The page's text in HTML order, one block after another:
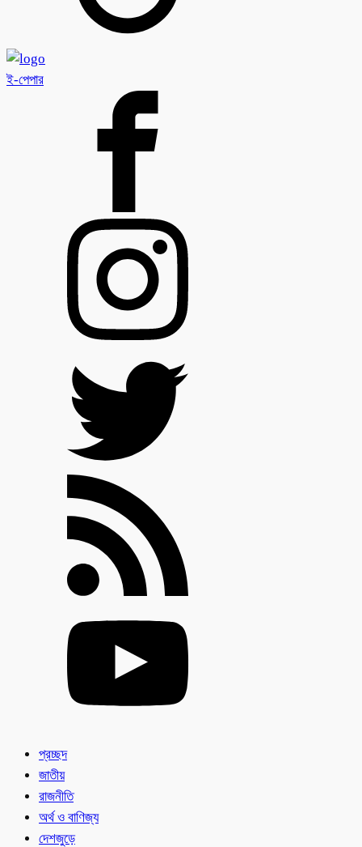
ই-পেপার
প্রচ্ছদ
জাতীয়
রাজনীতি
অর্থ ও বাণিজ্য
দেশজুড়ে